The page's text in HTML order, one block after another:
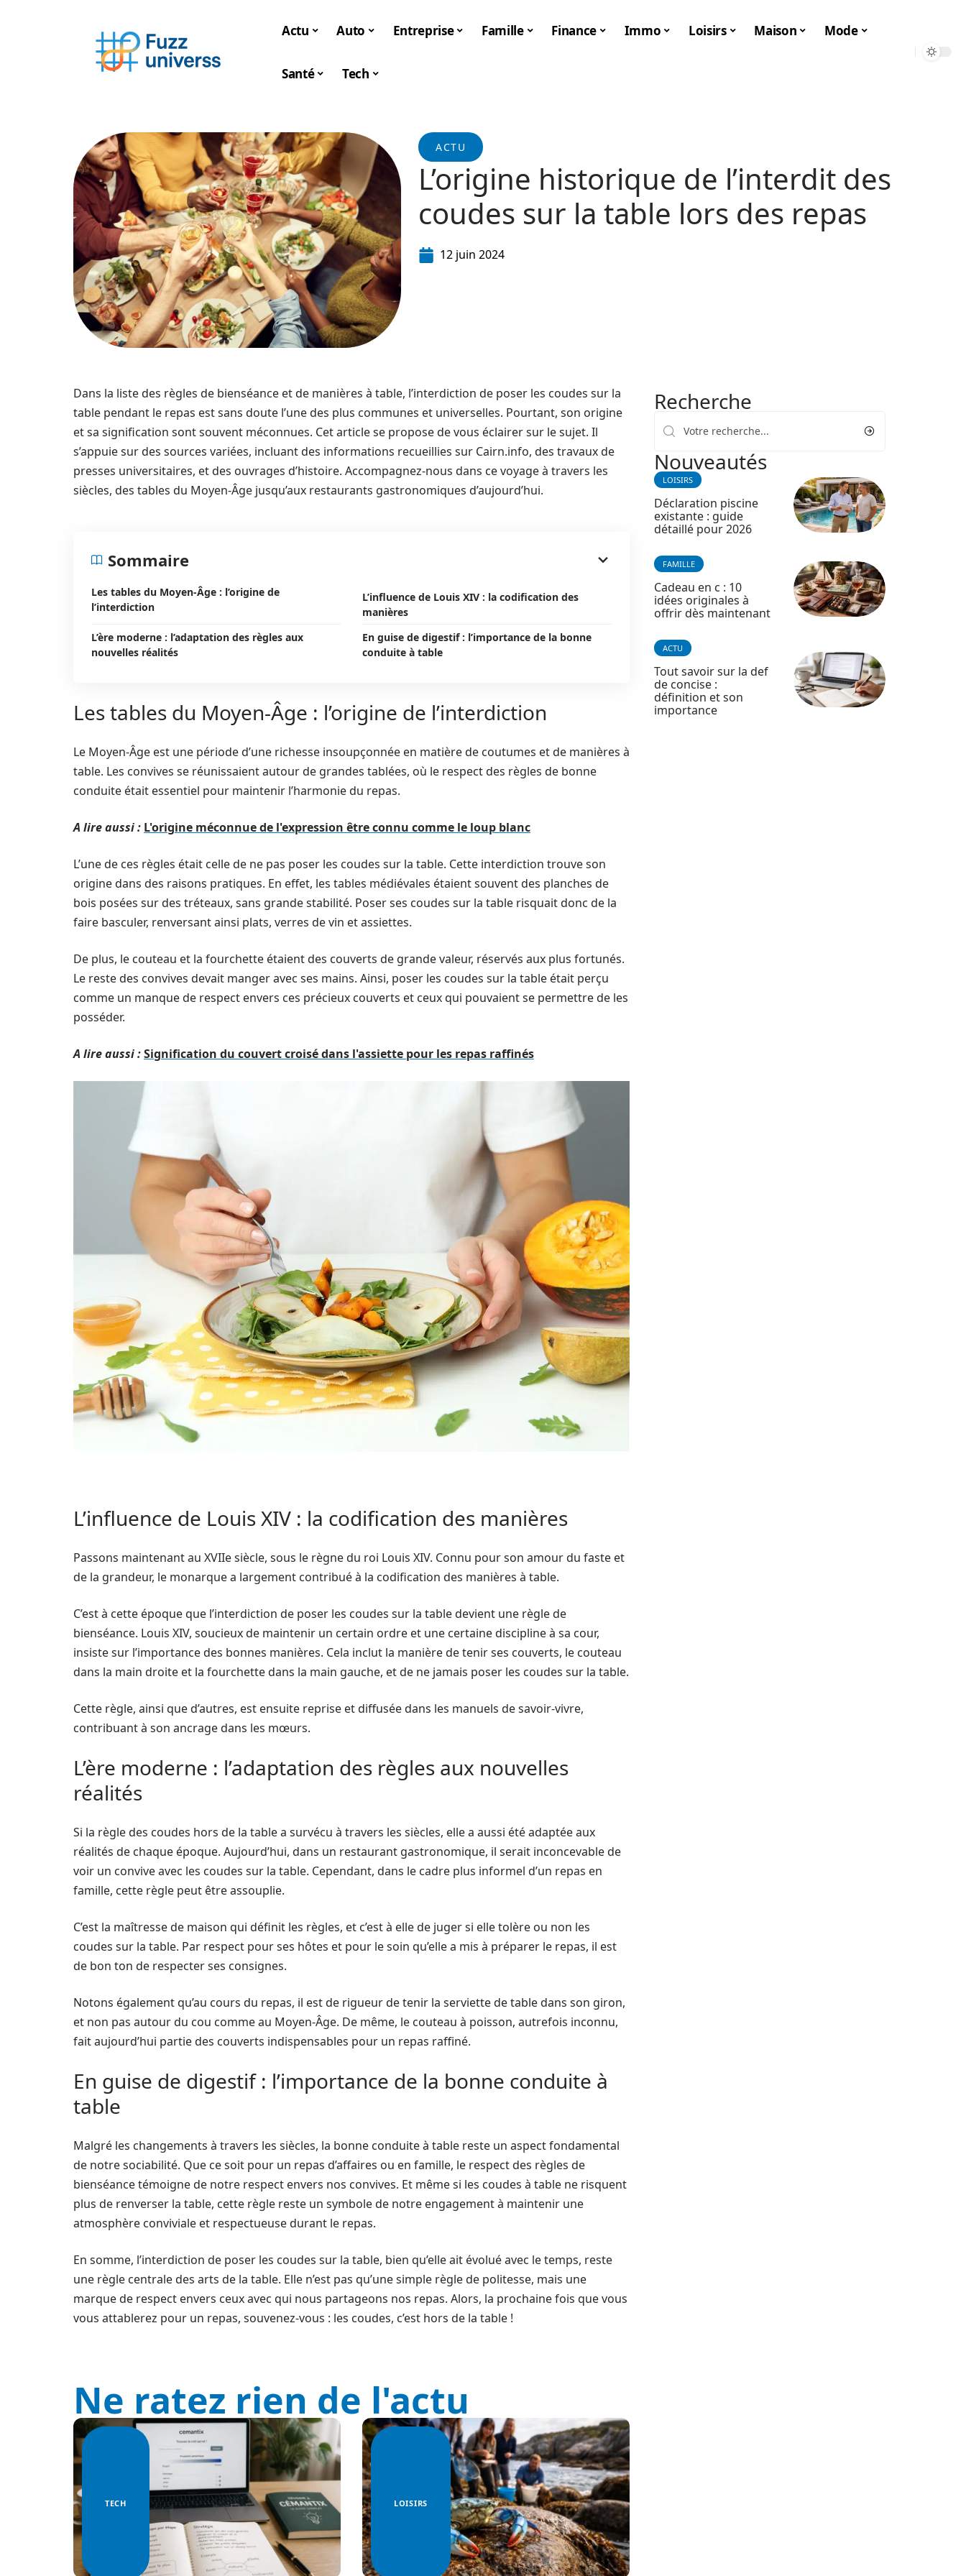
Actu Auto Entreprise Famille Finance Immo Loisirs Maison Mode
Santé Tech
ACTU
L’origine historique de l’interdit des
coudes sur la table lors des repas
12 juin 2024
Dans la liste des règles de bienséance et de manières à table, l’interdiction de poser les coudes sur la
table pendant le repas est sans doute l’une des plus communes et universelles. Pourtant, son origine
et sa signification sont souvent méconnues. Cet article se propose de vous éclairer sur le sujet. Il
s’appuie sur des sources variées, incluant des informations recueillies sur Cairn.info, des travaux de
presses universitaires, et des ouvrages d’histoire. Accompagnez-nous dans ce voyage à travers les
siècles, des tables du Moyen-Âge jusqu’aux restaurants gastronomiques d’aujourd’hui.
Sommaire
Les tables du Moyen-Âge : l’origine de
l’interdiction
L’influence de Louis XIV : la codification des
manières
L’ère moderne : l’adaptation des règles aux
nouvelles réalités
En guise de digestif : l’importance de la bonne
conduite à table
Les tables du Moyen-Âge : l’origine de l’interdiction
Le Moyen-Âge est une période d’une richesse insoupçonnée en matière de coutumes et de manières à
table. Les convives se réunissaient autour de grandes tablées, où le respect des règles de bonne
conduite était essentiel pour maintenir l’harmonie du repas.
A lire aussi : L'origine méconnue de l'expression être connu comme le loup blanc
L’une de ces règles était celle de ne pas poser les coudes sur la table. Cette interdiction trouve son
origine dans des raisons pratiques. En effet, les tables médiévales étaient souvent des planches de
bois posées sur des tréteaux, sans grande stabilité. Poser ses coudes sur la table risquait donc de la
faire basculer, renversant ainsi plats, verres de vin et assiettes.
De plus, le couteau et la fourchette étaient des couverts de grande valeur, réservés aux plus fortunés.
Le reste des convives devait manger avec ses mains. Ainsi, poser les coudes sur la table était perçu
comme un manque de respect envers ces précieux couverts et ceux qui pouvaient se permettre de les
posséder.
A lire aussi :Signification du couvert croisé dans l'assiette pour les repas raffinés
L’influence de Louis XIV : la codification des manières
Passons maintenant au XVIIe siècle, sous le règne du roi Louis XIV. Connu pour son amour du faste et
de la grandeur, le monarque a largement contribué à la codification des manières à table.
C’est à cette époque que l’interdiction de poser les coudes sur la table devient une règle de
bienséance. Louis XIV, soucieux de maintenir un certain ordre et une certaine discipline à sa cour,
insiste sur l’importance des bonnes manières. Cela inclut la manière de tenir ses couverts, le couteau
dans la main droite et la fourchette dans la main gauche, et de ne jamais poser les coudes sur la table.
Cette règle, ainsi que d’autres, est ensuite reprise et diffusée dans les manuels de savoir-vivre,
contribuant à son ancrage dans les mœurs.
L’ère moderne : l’adaptation des règles aux nouvelles
réalités
Si la règle des coudes hors de la table a survécu à travers les siècles, elle a aussi été adaptée aux
réalités de chaque époque. Aujourd’hui, dans un restaurant gastronomique, il serait inconcevable de
voir un convive avec les coudes sur la table. Cependant, dans le cadre plus informel d’un repas en
famille, cette règle peut être assouplie.
C’est la maîtresse de maison qui définit les règles, et c’est à elle de juger si elle tolère ou non les
coudes sur la table. Par respect pour ses hôtes et pour le soin qu’elle a mis à préparer le repas, il est
de bon ton de respecter ses consignes.
Notons également qu’au cours du repas, il est de rigueur de tenir la serviette de table dans son giron,
et non pas autour du cou comme au Moyen-Âge. De même, le couteau à poisson, autrefois inconnu,
fait aujourd’hui partie des couverts indispensables pour un repas raffiné.
En guise de digestif : l’importance de la bonne conduite à
table
Malgré les changements à travers les siècles, la bonne conduite à table reste un aspect fondamental
de notre sociabilité. Que ce soit pour un repas d’affaires ou en famille, le respect des règles de
bienséance témoigne de notre respect envers nos convives. Et même si les coudes à table ne risquent
plus de renverser la table, cette règle reste un symbole de notre engagement à maintenir une
atmosphère conviviale et respectueuse durant le repas.
En somme, l’interdiction de poser les coudes sur la table, bien qu’elle ait évolué avec le temps, reste
une règle centrale des arts de la table. Elle n’est pas qu’une simple règle de politesse, mais une
marque de respect envers ceux avec qui nous partageons nos repas. Alors, la prochaine fois que vous
vous attablerez pour un repas, souvenez-vous : les coudes, c’est hors de la table !
Ne ratez rien de l'actu
TECH LOISIRS
Recherche
Nouveautés
LOISIRS
Déclaration piscine
existante : guide
détaillé pour 2026
FAMILLE
Cadeau en c : 10
idées originales à
offrir dès maintenant
ACTU
Tout savoir sur la def
de concise :
définition et son
importance